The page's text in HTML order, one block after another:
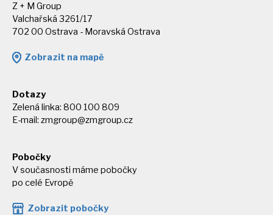
Z + M Group
Valchařská 3261/17
702 00 Ostrava - Moravská Ostrava
Zobrazit na mapě
Dotazy
Zelená linka: 800 100 809
E-mail: zmgroup@zmgroup.cz
Pobočky
V současnosti máme pobočky
po celé Evropě
Zobrazit pobočky